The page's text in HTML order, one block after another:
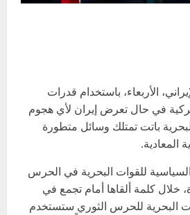
الأربعاء، باستخدام قدرات
في حال تعرض إيران لأي هجوم
باتت تمتلك وسائل متطورة
المعادية.
للقوات البحرية في الحرس
خلال كلمة ألقاها أمام تجمع في
البحرية للحرس الثوري ستستخدم